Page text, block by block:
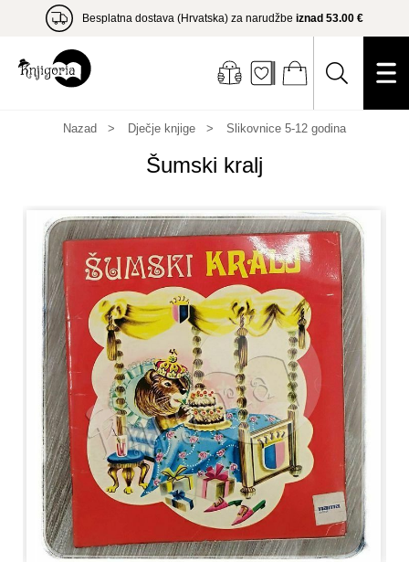
Besplatna dostava (Hrvatska) za narudžbe iznad 53.00 €
Nazad Dječje knjige Slikovnice 5-12 godina
Šumski kralj